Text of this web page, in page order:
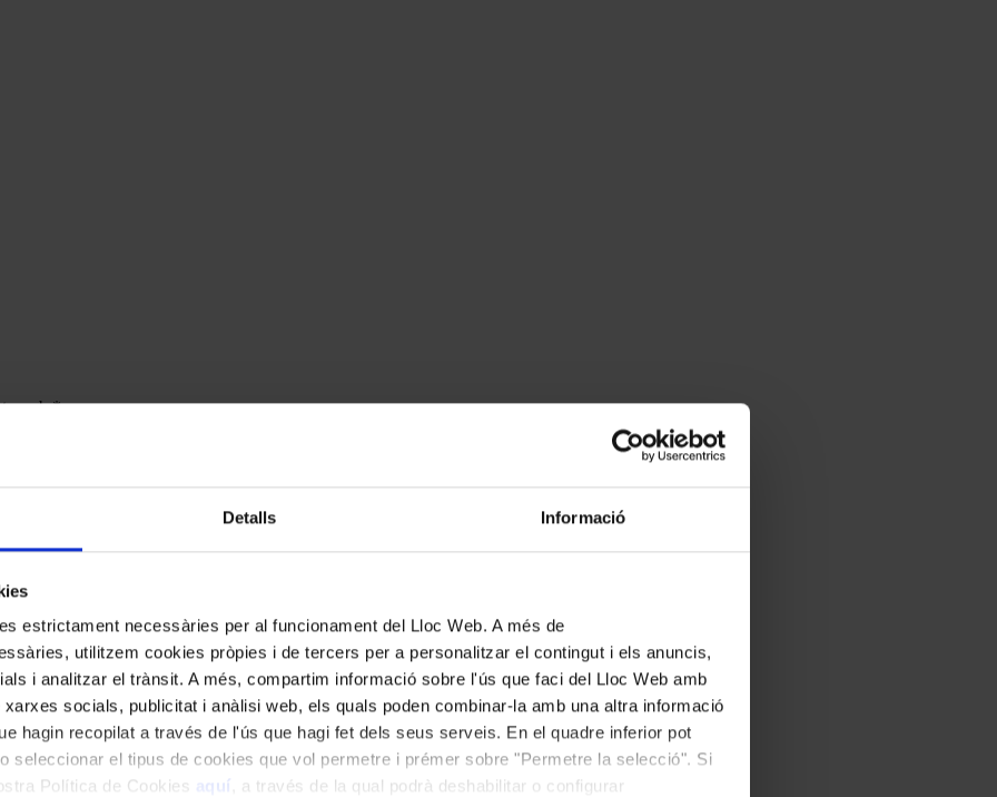
Detalls Informació
estrictament necessàries per al funcionament del Lloc Web. A més de
utilitzem cookies pròpies i de tercers per a personalitzar el contingut i els anuncis,
i analitzar el trànsit. A més, compartim informació sobre l'ús que faci del Lloc Web amb
socials, publicitat i anàlisi web, els quals poden combinar-la amb una altra informació
hagin recopilat a través de l'ús que hagi fet dels seus serveis. En el quadre inferior pot
seleccionar el tipus de cookies que vol permetre i prémer sobre "Permetre la selecció". Si
Política de Cookies aquí
, a través de la qual podrà deshabilitar o configurar
amb*